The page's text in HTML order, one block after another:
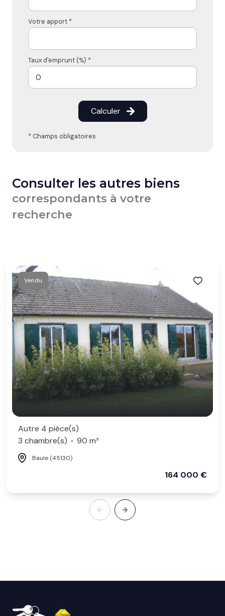
Votre apport *
Taux d'emprunt (%) *
Calculer
* Champs obligatoires
Consulter les autres biens
correspondants à votre
recherche
Vendu
Autre 4 pièce(s)
3 chambre(s)
90 m²
Baule (45130)
164 000 €